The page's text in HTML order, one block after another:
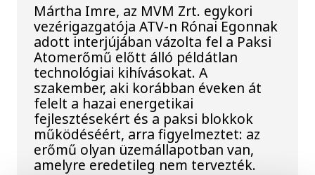
Mártha Imre, az MVM Zrt. egykori
vezérigazgatója ATV-n Rónai Egonnak
adott interjújában vázolta fel a Paksi
Atomerőmű előtt álló példátlan
technológiai kihívásokat. A
szakember, aki korábban éveken át
felelt a hazai energetikai
fejlesztésekért és a paksi blokkok
működéséért, arra figyelmeztet: az
erőmű olyan üzemállapotban van,
amelyre eredetileg nem tervezték.